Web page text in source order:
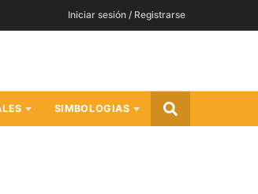
Iniciar sesión / Registrarse
SIMBOLOGIAS